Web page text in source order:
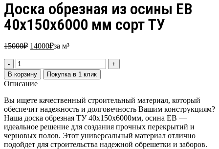
Доска обрезная из осины ЕВ
40х150х6000 мм сорт ТУ
15000₽ 14000₽за м³
В корзину Покупка в 1 клик
Описание
Вы ищете качественный строительный материал, который
обеспечит надежность и долговечность Вашим конструкциям?
Наша доска обрезная ТУ 40х150х6000мм, осина ЕВ —
идеальное решение для создания прочных перекрытий и
черновых полов. Этот универсальный материал отлично
подойдет для строительства надежной обрешетки и заборов.